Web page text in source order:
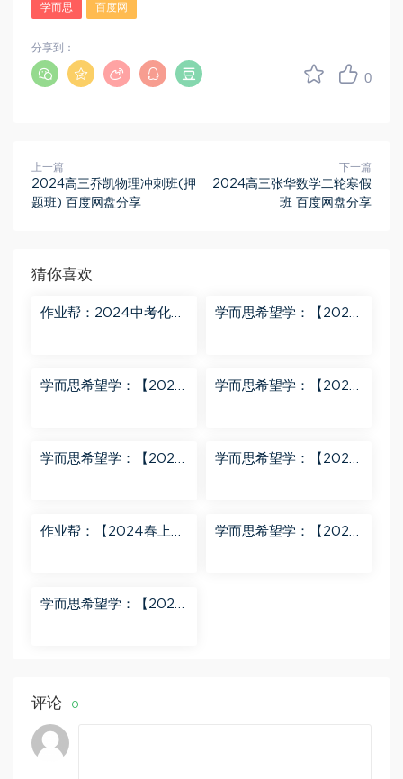
学而思 百度网
0
分享到：
上一篇
2024高三乔凯物理冲刺班(押
题班) 百度网盘分享
下一篇
2024高三张华数学二轮寒假
班 百度网盘分享
猜你喜欢
作业帮：2024中考化学
学而思希望学：【2024
学而思希望学：【2024
学而思希望学：【2024
学而思希望学：【2024
学而思希望学：【2023
作业帮：【2024春上】
学而思希望学：【2024
学而思希望学：【2023
评论 0